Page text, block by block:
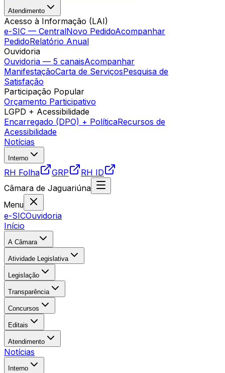
Atendimento
Acesso à Informação (LAI)
e-SIC — CentralNovo PedidoAcompanhar
PedidoRelatório Anual
Ouvidoria
Ouvidoria — 5 canaisAcompanhar
ManifestaçãoCarta de ServiçosPesquisa de
Satisfação
Participação Popular
Orçamento Participativo
LGPD + Acessibilidade
Encarregado (DPO) + PolíticaRecursos de
Acessibilidade
Notícias
Interno
RH Folha GRP
RH ID
Câmara de Jaguariúna
Menu
e-SICOuvidoria
Início
A Câmara
Atividade Legislativa
Legislação
Transparência
Concursos
Editais
Atendimento
Notícias
Interno